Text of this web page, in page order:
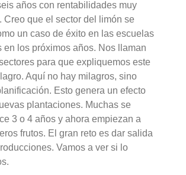
años con rentabilidades muy
Creo que el sector del limón se
un caso de éxito en las escuelas
en los próximos años. Nos llaman
para que expliquemos este
Aquí no hay milagros, sino
Esto genera un efecto
plantaciones. Muchas se
3 o 4 años y ahora empiezan a
frutos. El gran reto es dar salida
Vamos a ver si lo